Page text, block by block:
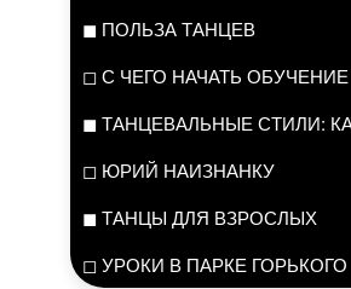
◼ ПОЛЬЗА ТАНЦЕВ
◻ С ЧЕГО НАЧАТЬ
◼ ТАНЦЕВАЛЬНЫЕ СТИЛИ:
◻ ЮРИЙ НАИЗНАНКУ
◼ ТАНЦЫ ДЛЯ ВЗРОСЛЫХ
◻ УРОКИ В ПАРКЕ ГОРЬКОГО